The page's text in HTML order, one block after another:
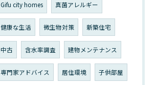
Gifu city homes 真菌アレルギー
健康な生活 微生物対策 新築住宅
中古 含水率調査 建物メンテナンス
専門家アドバイス 居住環境 子供部屋